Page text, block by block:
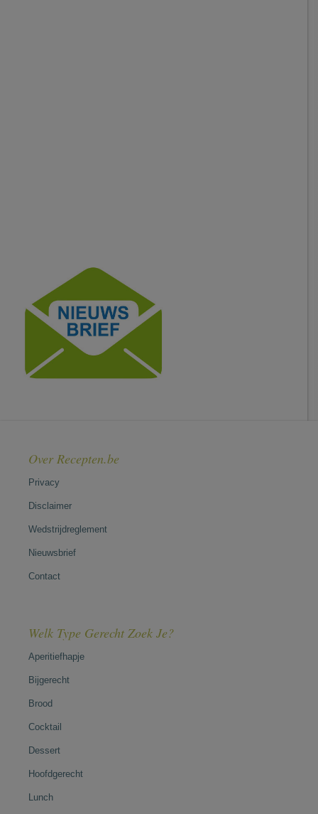
Over Recepten.be
Privacy
Disclaimer
Wedstrijdreglement
Nieuwsbrief
Contact
Welk Type Gerecht Zoek Je?
Aperitiefhapje
Bijgerecht
Brood
Cocktail
Dessert
Hoofdgerecht
Lunch